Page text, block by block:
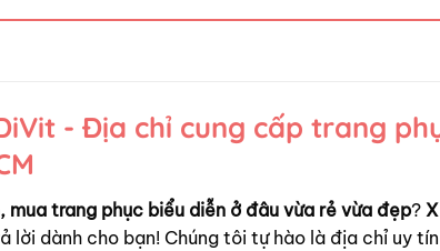
- Địa chỉ cung cấp trang
mua trang phục biểu diễn ở đâu vừa rẻ vừa đẹp?
lời dành cho bạn! Chúng tôi tự hào là địa chỉ uy